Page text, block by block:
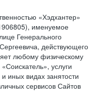
«Хэдхантер»
именуемое
Генерального
действующего
любому физическому
услуги
иных видах занятости
сервисов Сайтов